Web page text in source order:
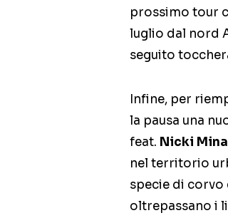
prossimo tour
luglio dal nord
seguito
Infine, per
la pausa una
feat. Nicki
nel territorio
specie di corvo
oltrepassano i